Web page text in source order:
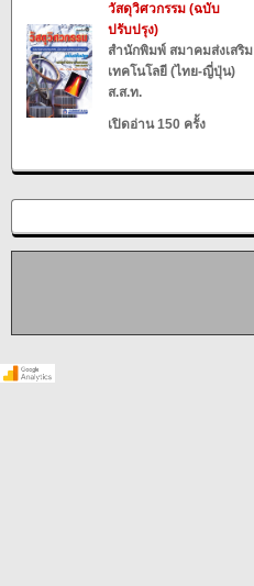
วัสดุวิศวกรรม (ฉบับ
ปรับปรุง)
สำนักพิมพ์ สมาคมส่งเสริม
เทคโนโลยี (ไทย-ญี่ปุ่น)
ส.ส.ท.
เปิดอ่าน 150 ครั้ง